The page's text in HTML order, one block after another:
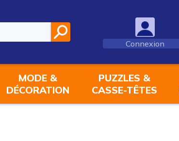
Connexion
MODE &
DÉCORATION
PUZZLES &
CASSE-TÊTES